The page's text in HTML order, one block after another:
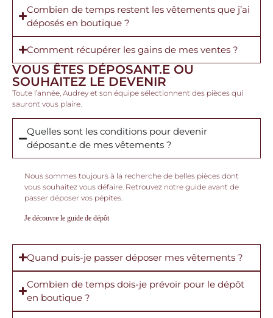
Combien de temps restent les vêtements que j’ai
déposés en boutique ?
Comment récupérer les gains de mes ventes ?
VOUS ÊTES DÉPOSANT.E OU
SOUHAITEZ LE DEVENIR
Toute l’année, Audrey et son équipe sélectionnent des pièces qui
sauront vous plaire.
Quelles sont les conditions pour devenir
déposant.e de mes vêtements ?
Nous sommes toujours à la recherche de belles pièces dont
vous souhaitez vous défaire. Retrouvez notre guide avant de
passer déposer vos pépites.
Je découvre le guide de dépôt
Quand puis-je passer déposer mes vêtements ?
Combien de temps dois-je prévoir pour le dépôt
en boutique ?